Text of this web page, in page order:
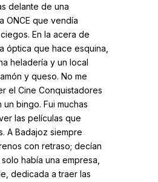
delante de una
ONCE que vendía
En la acera de
óptica que hace esquina,
heladería y un local
y queso. No me
el Cine Conquistadores
bingo. Fui muchas
las películas que
A Badajoz siempre
con retraso; decían
había una empresa,
dedicada a traer las